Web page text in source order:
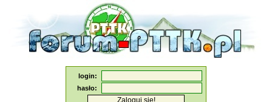
login:
hasło: